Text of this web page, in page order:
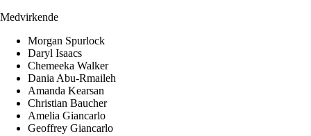
Medvirkende
Morgan Spurlock
Daryl Isaacs
Chemeeka Walker
Dania Abu-Rmaileh
Amanda Kearsan
Christian Baucher
Amelia Giancarlo
Geoffrey Giancarlo